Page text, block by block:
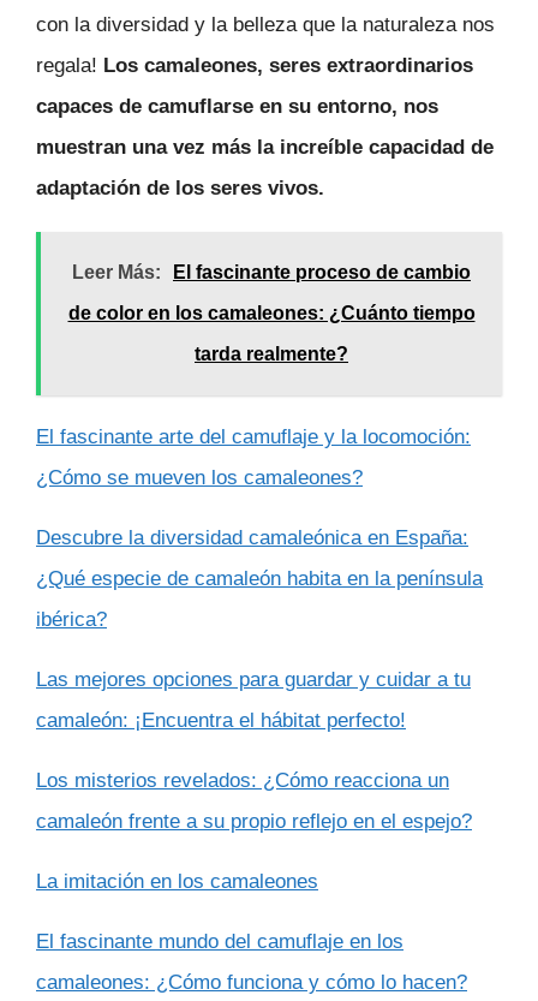
con la diversidad y la belleza que la naturaleza nos
regala! Los camaleones, seres extraordinarios
capaces de camuflarse en su entorno, nos
muestran una vez más la increíble capacidad de
adaptación de los seres vivos.
Leer Más:
El fascinante proceso de cambio
de color en los camaleones: ¿Cuánto tiempo
tarda realmente?
El fascinante arte del camuflaje y la locomoción:
¿Cómo se mueven los camaleones?
Descubre la diversidad camaleónica en España:
¿Qué especie de camaleón habita en la península
ibérica?
Las mejores opciones para guardar y cuidar a tu
camaleón: ¡Encuentra el hábitat perfecto!
Los misterios revelados: ¿Cómo reacciona un
camaleón frente a su propio reflejo en el espejo?
La imitación en los camaleones
El fascinante mundo del camuflaje en los
camaleones: ¿Cómo funciona y cómo lo hacen?